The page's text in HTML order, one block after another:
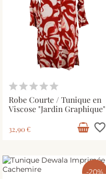
Robe Courte / Tunique en
Viscose "Jardin Graphique"
32,90 € favorite_border
-20%